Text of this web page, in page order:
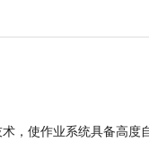
，使作业系统具备高度